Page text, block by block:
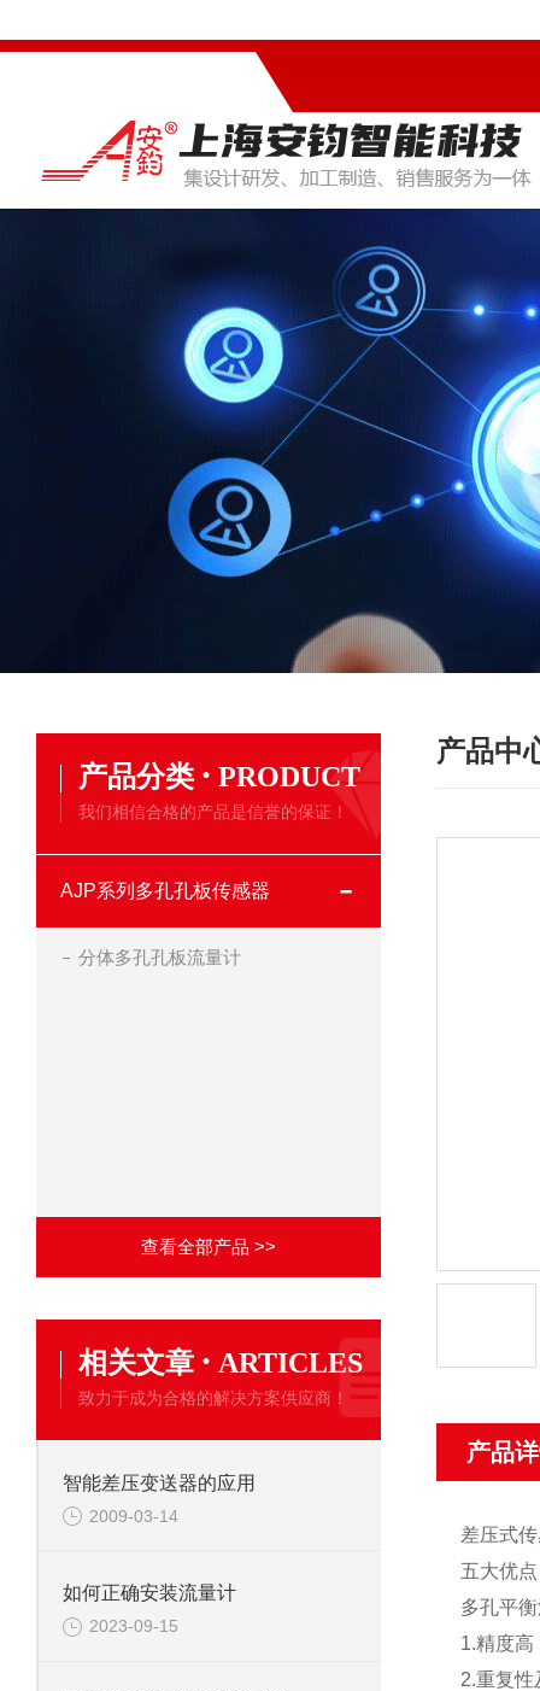
产品分类 · PRODUCT
我们相信合格的产品是信誉的保证！
AJP系列多孔孔板传感器
分体多孔孔板流量计
查看全部产品 >>
相关文章 · ARTICLES
致力于成为合格的解决方案供应商！
智能差压变送器的应用
2009-03-14
如何正确安装流量计
2023-09-15
产品中
产品
差压式
五大优
多孔平
1.精度高
2.重复性